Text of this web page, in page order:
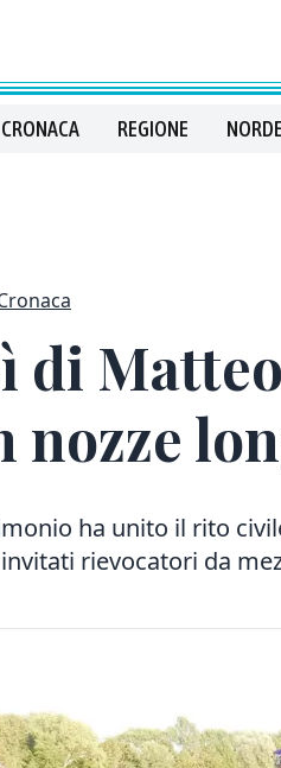
CRONACA REGIONE
di
nozze
ha unito il rito
rievocatori da